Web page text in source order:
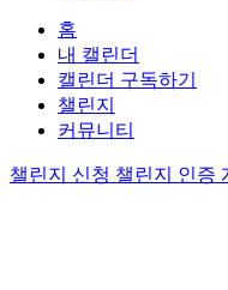
홈
내 캘린더
캘린더 구독하기
챌린지
커뮤니티
챌린지 신청 챌린지 인증